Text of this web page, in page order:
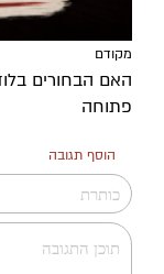
מקודם
האם הבחורים
פתוחה
הוסף תגובה